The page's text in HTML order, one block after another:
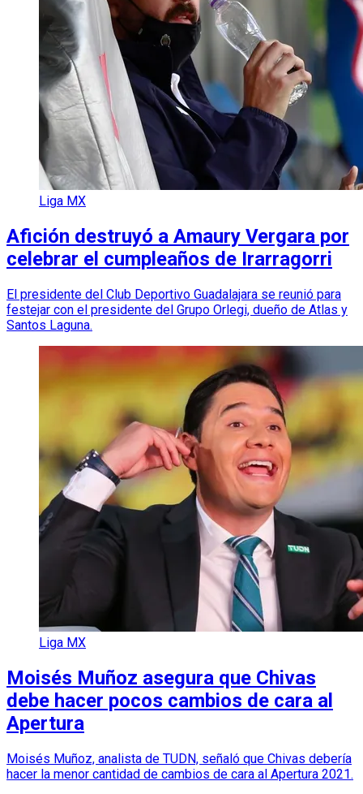
Liga MX
Afición destruyó a Amaury Vergara por
celebrar el cumpleaños de Irarragorri
El presidente del Club Deportivo Guadalajara se reunió para
festejar con el presidente del Grupo Orlegi, dueño de Atlas y
Santos Laguna.
Liga MX
Moisés Muñoz asegura que Chivas
debe hacer pocos cambios de cara al
Apertura
Moisés Muñoz, analista de TUDN, señaló que Chivas debería
hacer la menor cantidad de cambios de cara al Apertura 2021.